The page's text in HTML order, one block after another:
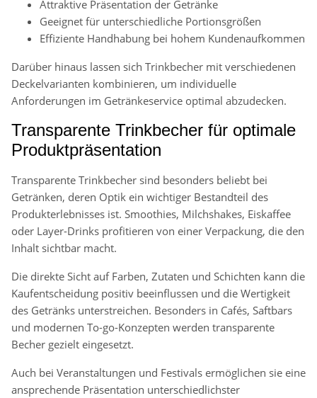
Attraktive Präsentation der Getränke
Geeignet für unterschiedliche Portionsgrößen
Effiziente Handhabung bei hohem Kundenaufkommen
Darüber hinaus lassen sich Trinkbecher mit verschiedenen
Deckelvarianten kombinieren, um individuelle
Anforderungen im Getränkeservice optimal abzudecken.
Transparente Trinkbecher für optimale
Produktpräsentation
Transparente Trinkbecher sind besonders beliebt bei
Getränken, deren Optik ein wichtiger Bestandteil des
Produkterlebnisses ist. Smoothies, Milchshakes, Eiskaffee
oder Layer-Drinks profitieren von einer Verpackung, die den
Inhalt sichtbar macht.
Die direkte Sicht auf Farben, Zutaten und Schichten kann die
Kaufentscheidung positiv beeinflussen und die Wertigkeit
des Getränks unterstreichen. Besonders in Cafés, Saftbars
und modernen To-go-Konzepten werden transparente
Becher gezielt eingesetzt.
Auch bei Veranstaltungen und Festivals ermöglichen sie eine
ansprechende Präsentation unterschiedlichster